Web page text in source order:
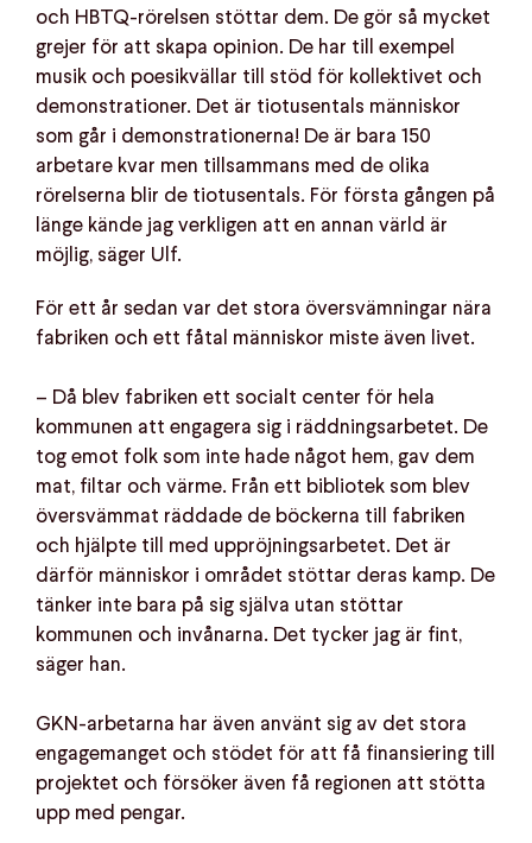
och HBTQ-rörelsen stöttar dem. De gör så mycket
grejer för att skapa opinion. De har till exempel
musik och poesikvällar till stöd för kollektivet och
demonstrationer. Det är tiotusentals människor
som går i demonstrationerna! De är bara 150
arbetare kvar men tillsammans med de olika
rörelserna blir de tiotusentals. För första gången på
länge kände jag verkligen att en annan värld är
möjlig, säger Ulf.
För ett år sedan var det stora översvämningar nära
fabriken och ett fåtal människor miste även livet.
– Då blev fabriken ett socialt center för hela
kommunen att engagera sig i räddningsarbetet. De
tog emot folk som inte hade något hem, gav dem
mat, filtar och värme. Från ett bibliotek som blev
översvämmat räddade de böckerna till fabriken
och hjälpte till med uppröjningsarbetet. Det är
därför människor i området stöttar deras kamp. De
tänker inte bara på sig själva utan stöttar
kommunen och invånarna. Det tycker jag är fint,
säger han.
GKN-arbetarna har även använt sig av det stora
engagemanget och stödet för att få finansiering till
projektet och försöker även få regionen att stötta
upp med pengar.